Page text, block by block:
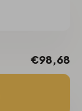
€98,68